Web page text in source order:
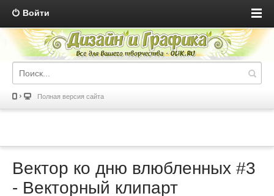
Войти
Полная версия сайта
Вектор ко дню влюбленных #3
- Векторный клипарт